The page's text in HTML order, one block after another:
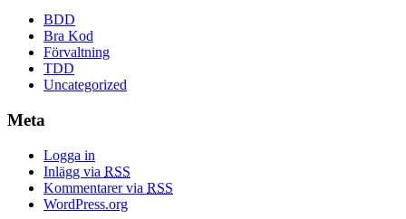
BDD
Bra Kod
Förvaltning
TDD
Uncategorized
Meta
Logga in
Inlägg via RSS
Kommentarer via RSS
WordPress.org